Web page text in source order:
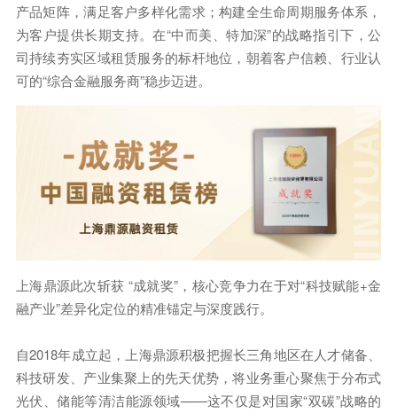
产品矩阵，满足客户多样化需求；构建全生命周期服务体系，
为客户提供长期支持。在“中而美、特加深”的战略指引下，公
司持续夯实区域租赁服务的标杆地位，朝着客户信赖、行业认
可的“综合金融服务商”稳步迈进。
上海鼎源此次斩获 “成就奖”，核心竞争力在于对“科技赋能+金
融产业”差异化定位的精准锚定与深度践行。
自2018年成立起，上海鼎源积极把握长三角地区在人才储备、
科技研发、产业集聚上的先天优势，将业务重心聚焦于分布式
光伏、储能等清洁能源领域——这不仅是对国家“双碳”战略的